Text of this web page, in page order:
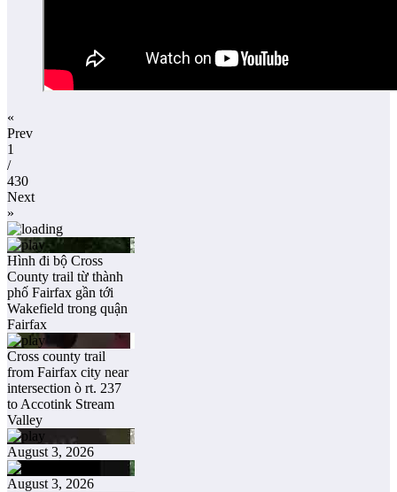
«
Prev
1
/
430
Next
»
Hình đi bộ Cross
County trail từ thành
phố Fairfax gần tới
Wakefield trong quận
Fairfax
Cross county trail
from Fairfax city near
intersection ò rt. 237
to Accotink Stream
Valley
August 3, 2026
August 3, 2026